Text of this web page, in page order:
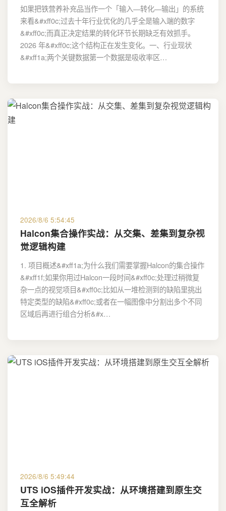
如果把铁营养补充品当作一个「输入—转化—输出」的系统
来看&#xff0c;过去十年行业优化的几乎全是输入端的数字
&#xff0c;而真正决定结果的转化环节长期缺乏有效抓手。
2026 年&#xff0c;这个结构正在发生变化。一、行业现状
&#xff1a;两个关键数据第一个数据是吸收率区…
2026/8/6 5:54:45
Halcon集合操作实战：从交集、差集到复杂视
觉逻辑构建
1. 项目概述&#xff1a;为什么我们需要掌握Halcon的集合操作
&#xff1f;如果你用过Halcon一段时间&#xff0c;处理过稍微复
杂一点的视觉项目&#xff0c;比如从一堆检测到的缺陷里挑出
特定类型的缺陷&#xff0c;或者在一幅图像中分割出多个不同
区域后再进行组合分析&#x…
2026/8/6 5:49:44
UTS iOS插件开发实战：从环境搭建到原生交
互全解析